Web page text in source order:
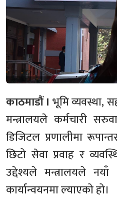
काठमाडौं । भूमि व्यवस्था,
मन्त्रालयले कर्मचारी
डिजिटल प्रणालीमा
छिटो सेवा प्रवाह र
उद्देश्यले मन्त्रालयले
कार्यान्वयनमा ल्याएको हो।